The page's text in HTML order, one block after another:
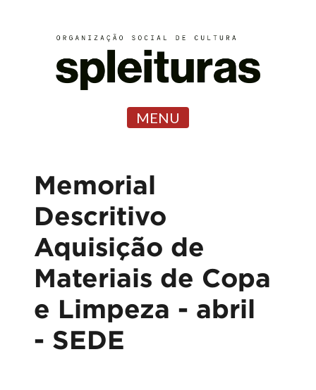
MENU
Memorial
Descritivo
Aquisição de
Materiais de Copa
e Limpeza - abril
- SEDE